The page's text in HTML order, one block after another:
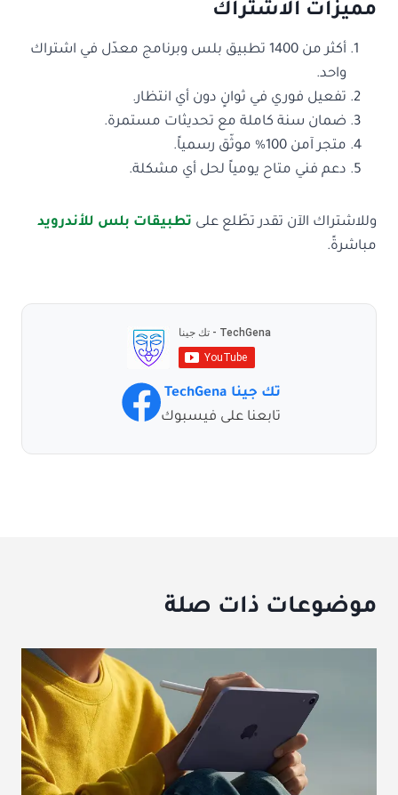
مميزات الاشتراك
أكثر من 1400 تطبيق بلس وبرنامج معدّل في اشتراك
واحد.
تفعيل فوري في ثوانٍ دون أي انتظار.
ضمان سنة كاملة مع تحديثات مستمرة.
متجر آمن 100% موثّق رسمياً.
دعم فني متاح يومياً لحل أي مشكلة.
وللاشتراك الآن تقدر تطّلع على تطبيقات بلس للأندرويد
مباشرةً.
تك جينا TechGena
تابعنا على فيسبوك
موضوعات ذات صلة